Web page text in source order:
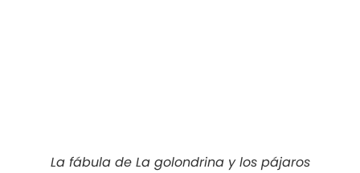
La fábula de La golondrina y los pájaros